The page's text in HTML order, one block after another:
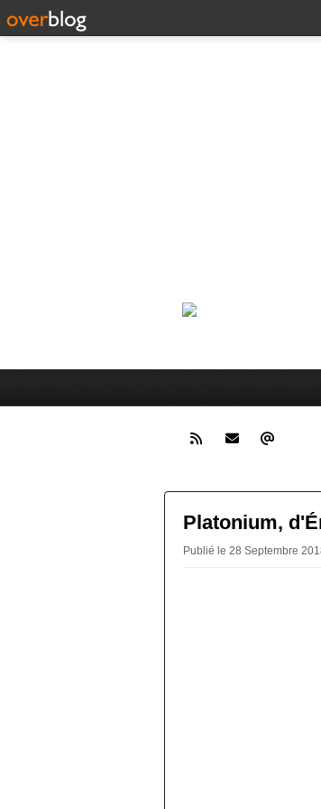
Platonium,
Publié le 28 Septembre